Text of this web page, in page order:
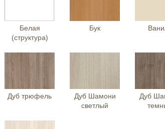
Белая
(структура)
Бук
Дуб трюфель
Дуб Шамони
светлый
Дуб